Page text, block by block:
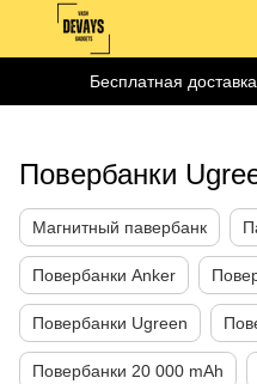
Бесплатная
Повербанки
Магнитный павербанк
Повербанки Anker
Повербанки Ugreen
Повербанки 20 000 mAh